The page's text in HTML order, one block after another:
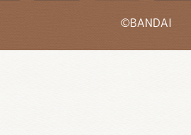
©BANDAI